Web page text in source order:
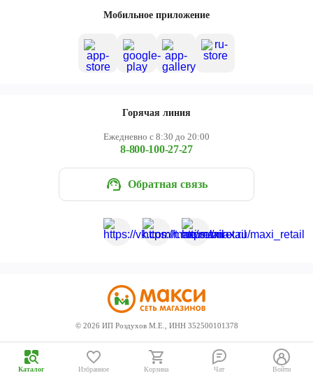
Мобильное приложение
Горячая линия
Ежедневно с 8:30 до 20:00
8-800-100-27-27
Обратная связь
© 2026 ИП Роздухов М.Е., ИНН 352500101378
Каталог Избранное Корзина Чат Войти